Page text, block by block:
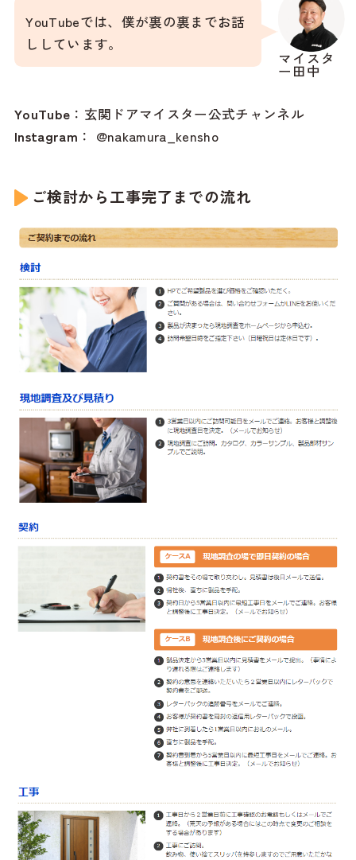
マイスタ
ー田中
YouTubeでは、僕が裏の裏までお話
ししています。
YouTube ： 玄関ドアマイスター公式チャンネル
Instagram ： @nakamura_kensho
ご検討から工事完了までの流れ